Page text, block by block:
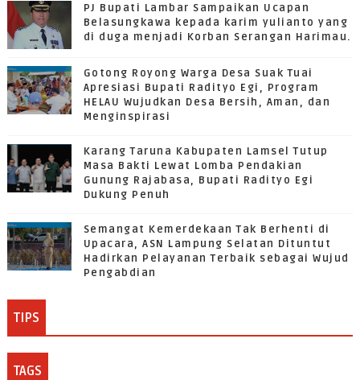
PJ Bupati Lambar Sampaikan Ucapan
Belasungkawa kepada karim yulianto yang
di duga menjadi Korban Serangan Harimau.
Gotong Royong Warga Desa Suak Tuai
Apresiasi Bupati Radityo Egi, Program
HELAU Wujudkan Desa Bersih, Aman, dan
Menginspirasi
Karang Taruna Kabupaten Lamsel Tutup
Masa Bakti Lewat Lomba Pendakian
Gunung Rajabasa, Bupati Radityo Egi
Dukung Penuh
Semangat Kemerdekaan Tak Berhenti di
Upacara, ASN Lampung Selatan Dituntut
Hadirkan Pelayanan Terbaik sebagai Wujud
Pengabdian
TIPS
TAGS